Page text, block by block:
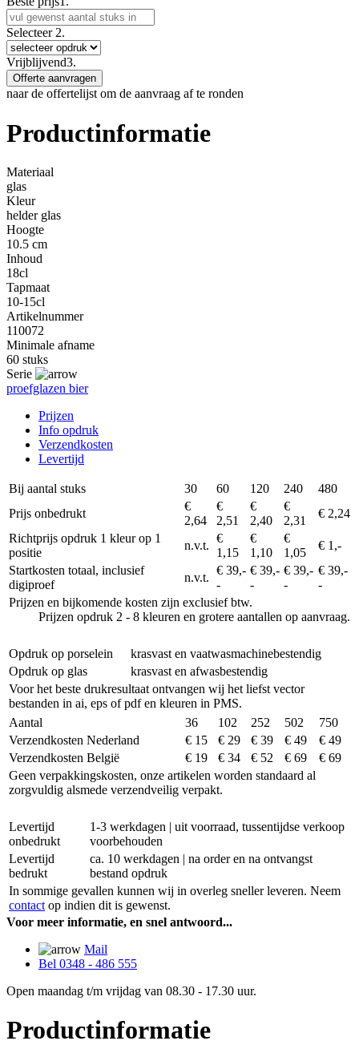
Selecteer 2.
Vrijblijvend3.
Offerte aanvragen
naar de offertelijst om de aanvraag af te ronden
Productinformatie
Materiaal
glas
Kleur
helder glas
Hoogte
10.5 cm
Inhoud
18cl
Tapmaat
10-15cl
Artikelnummer
110072
Minimale afname
60 stuks
Serie
proefglazen bier
Prijzen
Info opdruk
Verzendkosten
Levertijd
Bij aantal stuks 30 60 120 240
480
Prijs onbedrukt
€
2,64
€
2,51
€
2,40
€
2,31
€ 2,24
Richtprijs opdruk 1 kleur op 1
positie
n.v.t.
€
1,15
€
1,10
€
1,05
€ 1,-
Startkosten totaal, inclusief
digiproef
n.v.t.
€ 39,-
-
€ 39,-
-
€ 39,-
-
€ 39,-
-
Prijzen en bijkomende kosten zijn exclusief btw.
Prijzen opdruk 2 - 8 kleuren en grotere aantallen op aanvraag.
Opdruk op porselein
krasvast en vaatwasmachinebestendig
Opdruk op glas
krasvast en afwasbestendig
Voor het beste drukresultaat ontvangen wij het liefst vector
bestanden in ai, eps of pdf en kleuren in PMS.
Aantal
36 102 252 502
750
Verzendkosten Nederland
€ 15 € 29 € 39 € 49
€ 49
Verzendkosten België
€ 19 € 34 € 52 € 69
€ 69
Geen verpakkingskosten, onze artikelen worden standaard al
zorgvuldig alsmede verzendveilig verpakt.
Levertijd
onbedrukt
1-3 werkdagen | uit voorraad, tussentijdse verkoop
voorbehouden
Levertijd
bedrukt
ca. 10 werkdagen | na order en na ontvangst
bestand opdruk
In sommige gevallen kunnen wij in overleg sneller leveren. Neem
contact op indien dit is gewenst.
Voor meer informatie, en snel antwoord...
Mail
Bel 0348 - 486 555
Open maandag t/m vrijdag van 08.30 - 17.30 uur.
Productinformatie